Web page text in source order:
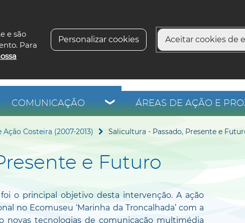
e são
Para
Personalizar cookies Aceitar cookies de
COMUNICAÇÃO ÁREAS DE AÇÃO E
Ação Costeira (2007-2013) Salicultura - Passado, Presente e
e Futuro
o principal objetivo desta intervenção. A ação
no Ecomuseu ‘Marinha da Troncalhada’ com a
novas tecnologias de comunicação multimédia